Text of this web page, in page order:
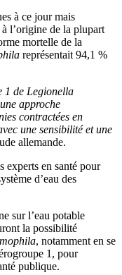
à ce jour mais
l’origine de la plupart
mortelle de la
représentait 94,1 %
1 de Legionella
approche
contractées en
une sensibilité et une
allemande.
experts en santé pour
d’eau des
sur l’eau potable
la possibilité
, notamment en se
1, pour
publique.